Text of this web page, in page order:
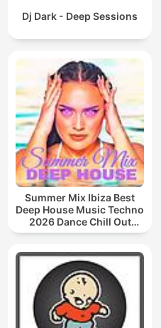
Dj Dark - Deep Sessions
Summer Mix Ibiza Best
Deep House Music Techno
2026 Dance Chill Out
Lounge Podcast